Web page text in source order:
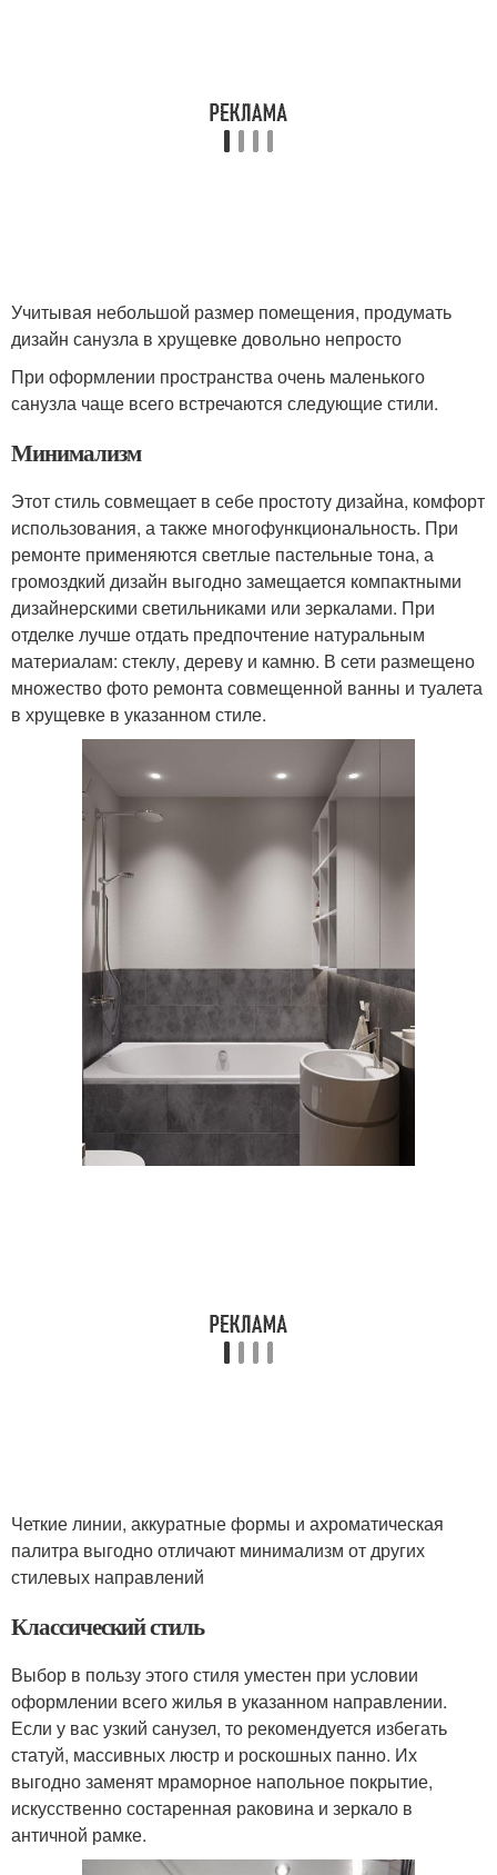
Учитывая небольшой размер помещения, продумать
дизайн санузла в хрущевке довольно непросто
При оформлении пространства очень маленького
санузла чаще всего встречаются следующие стили.
Минимализм
Этот стиль совмещает в себе простоту дизайна, комфорт
использования, а также многофункциональность. При
ремонте применяются светлые пастельные тона, а
громоздкий дизайн выгодно замещается компактными
дизайнерскими светильниками или зеркалами. При
отделке лучше отдать предпочтение натуральным
материалам: стеклу, дереву и камню. В сети размещено
множество фото ремонта совмещенной ванны и туалета
в хрущевке в указанном стиле.
Четкие линии, аккуратные формы и ахроматическая
палитра выгодно отличают минимализм от других
стилевых направлений
Классический стиль
Выбор в пользу этого стиля уместен при условии
оформлении всего жилья в указанном направлении.
Если у вас узкий санузел, то рекомендуется избегать
статуй, массивных люстр и роскошных панно. Их
выгодно заменят мраморное напольное покрытие,
искусственно состаренная раковина и зеркало в
античной рамке.